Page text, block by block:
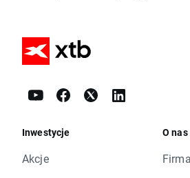
Inwestycje
Akcje
O nas
Firma